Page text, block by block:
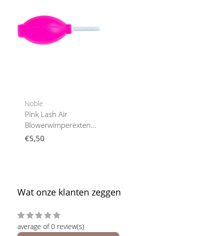
Noble
Pink Lash Air
Blowerwimperextensions
Hulpmiddel
€5,50
Wat onze klanten zeggen
average of 0 review(s)